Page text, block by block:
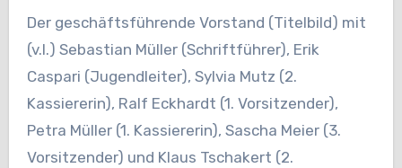
Der geschäftsführende Vorstand (Titelbild) mit
(v.l.) Sebastian Müller (Schriftführer), Erik
Caspari (Jugendleiter), Sylvia Mutz (2.
Kassiererin), Ralf Eckhardt (1. Vorsitzender),
Petra Müller (1. Kassiererin), Sascha Meier (3.
Vorsitzender) und Klaus Tschakert (2.